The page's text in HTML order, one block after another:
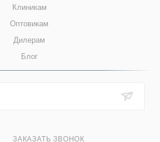
Клиникам
Оптовикам
Дилерам
Блог
ЗАКАЗАТЬ ЗВОНОК